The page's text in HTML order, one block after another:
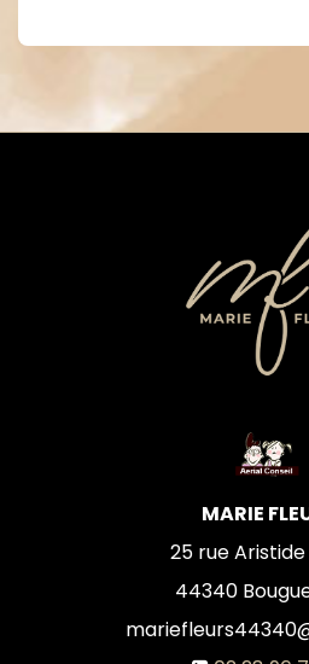
MARIE
25 rue
44340